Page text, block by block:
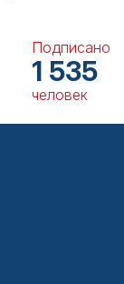
Подписано
1 535
человек